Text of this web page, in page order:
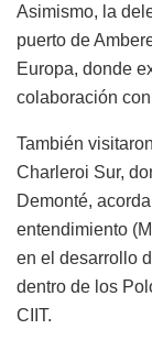
Asimismo, la
puerto de
Europa, donde
colaboración
También
Charleroi Sur,
Demonté,
entendimiento
en el desarrollo
dentro de los
CIIT.